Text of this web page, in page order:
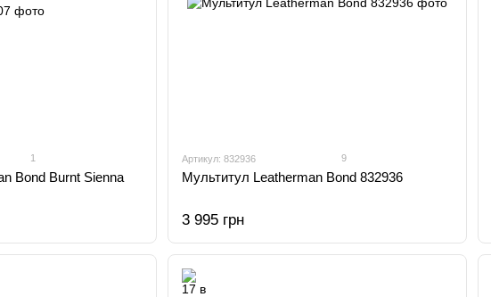
1
Bond Burnt Sienna
Артикул: 832936 9
Мультитул Leatherman Bond 832936
3 995 грн